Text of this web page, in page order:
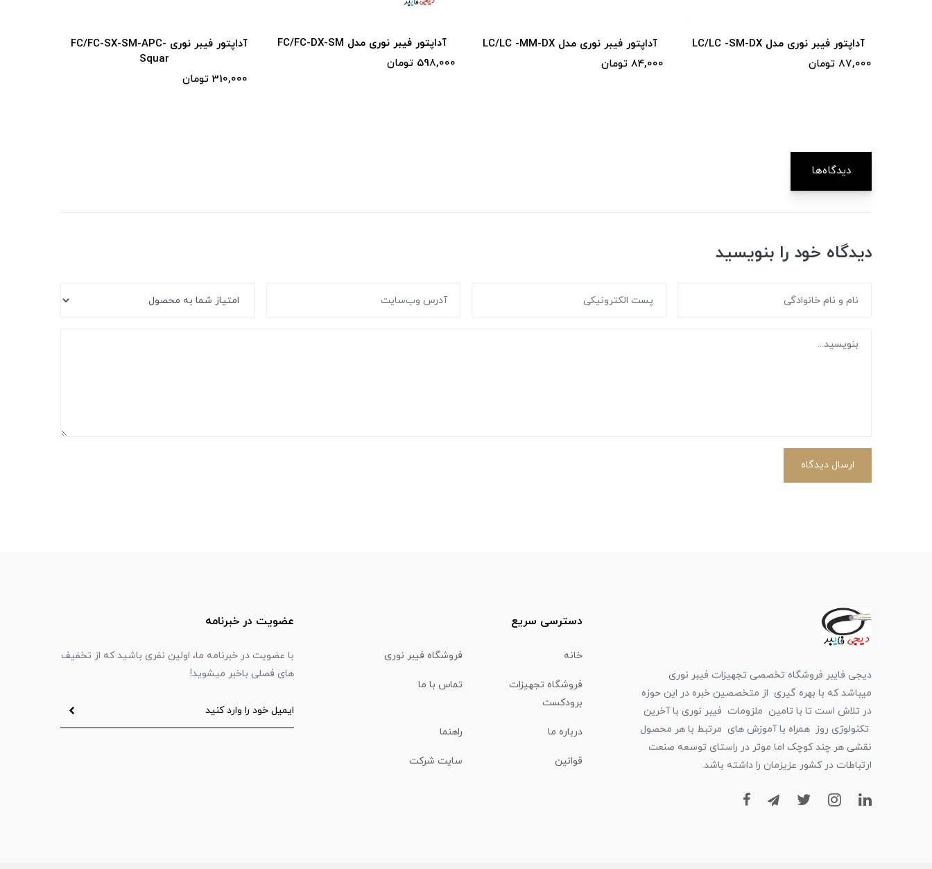
آداپتور فیبر نوری مدل LC/LC -MM-DX
84,000 تومان
آداپتور فیبر نوری مدل FC/FC-DX-SM
598,000 تومان
آداپتور فیبر نوری FC/FC-SX-SM-APC-
E2000/E2000,SM,SX,APC
دیدگاه‌ها
دیدگاه خود را بنویسید
ارسال دیدگاه
دیجی فایبر فروشگاه تخصصی تجهیزات فیبر نوری
میباشد که با بهره گیری از متخصصین خبره در این حوزه
در تلاش است تا با تامین ملزومات فیبر نوری با آخرین
تکنولوژی روز همراه با آموزش های مرتبط با هر محصول
نقشی هر چند کوچک اما موثر در راستای توسعه صنعت
ارتباطات در کشور عزیزمان را داشته باشد.
دسترسی سریع
خانه فروشگاه فیبر نوری
فروشگاه تجهیزات
برودکست
تماس با ما
درباره ما راهنما
قوانین سایت شرکت
عضویت در خبرنامه
با عضویت در خبرنامه ما، اولین نفری باشید که از تخفیف
های فصلی باخبر میشوید!